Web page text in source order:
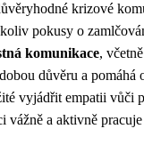
krizové
pokusy o
komunikace,
důvěru a pomáhá
vyjádřit empatii vůči
vážně a aktivně